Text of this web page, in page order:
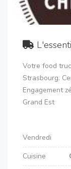
Votre food
Strasbourg.
Engagement
Grand Est
Vendredi
Cuisine